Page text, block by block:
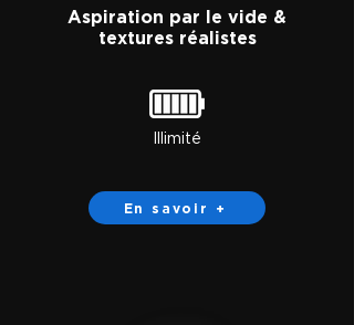
Aspiration par le vide &
textures réalistes
Illimité
En savoir +